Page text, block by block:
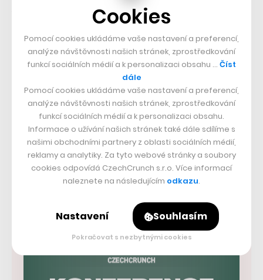
se zprvu dočkal rozporuplného přijetí kritiky,
vydělal ale šestinásobek svého rozpočtu a umožnil
vznik pokračování, která rychle rostla na popularitě.
Jelikož se úvodní sekvence, v níž agent 007 vystřelí
přímo do publika, stala typickým prvkem bondovek,
Normanovu znělku, která ji doprovází, dnes zná každý.
Odkaz nepříliš známého britského skladatele tak stále
žije a nepochybně ho znovu uslyšíme v příštím filmu o
Jamesi Bondovi.
Každý pátek vám ukážeme
nové filmy, seriály a tipy, co
sledovat nejen o víkendu.
Cookies
Pomocí cookies ukládáme vaše nastavení a preferencí,
analýze návštěvnosti našich stránek, zprostředkování
funkcí sociálních médií a k personalizaci obsahu … Číst
dále
Pomocí cookies ukládáme vaše nastavení a preferencí,
analýze návštěvnosti našich stránek, zprostředkování
funkcí sociálních médií a k personalizaci obsahu.
Informace o užívání našich stránek také dále sdílíme s
našimi obchodními partnery z oblasti sociálních médií,
reklamy a analytiky. Za tyto webové stránky a soubory
cookies odpovídá CzechCrunch s.r.o. Více informací
naleznete na následujícím odkazu.
Nastavení Souhlasím
Pokračovat s nezbytnými cookies